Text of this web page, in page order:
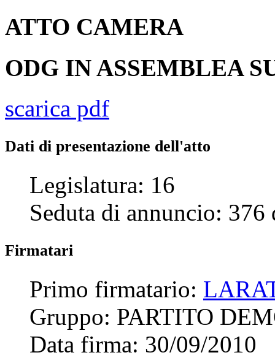
ATTO CAMERA
ODG IN ASSEMBLEA
scarica pdf
Dati di presentazione dell'atto
Legislatura: 16
Seduta di annuncio: 376
Firmatari
Primo firmatario:
Gruppo: PARTITO
Data firma: 30/09/2010